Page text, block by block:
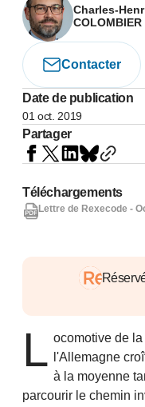
Charles-
COLOMBIER
Contacter
Date de publication
01 oct. 2019
Partager
L ocomotive de
l'Allemagne
à la moyenne
parcourir le chemin
Téléchargements
Lettre de Rexecode -